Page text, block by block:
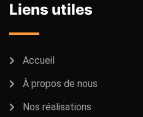
Liens utiles
Accueil
À propos de nous
Nos réalisations